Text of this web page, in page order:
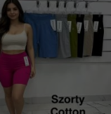
gdy wyrazili na to
promocjach,
prywatności, w